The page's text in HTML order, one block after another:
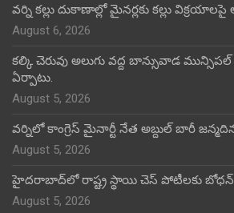
వర్ని కల్లు దుకాణాల్లో మైనర్లకు కల్లు
August 6, 2026
కల్కి చెరువు అలుగు వద్ద బాన్సువాడ
ఏర్పాటు.
August 5, 2026
వర్నిలో కాంగ్రెస్ మైనార్టీ నేత అబ్దుల్ బారీ
August 5, 2026
హైదరాబాద్‌లో రాష్ట్ర స్థాయి చెస్ పోటీలకు బోధన్
August 5, 2026